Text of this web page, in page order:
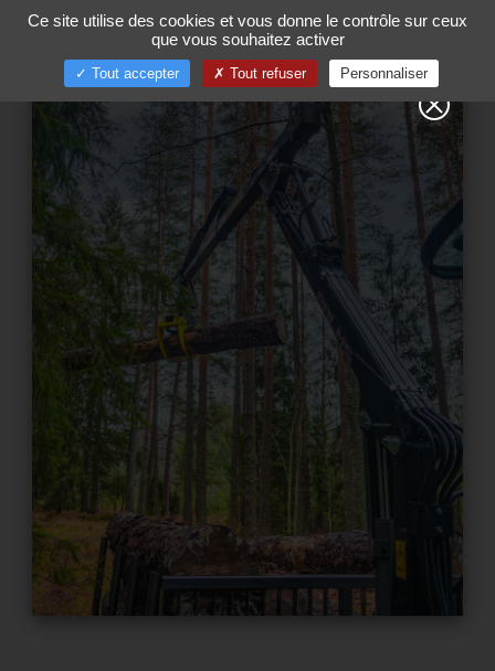
00
Gestion de vos préférences sur les cookies
Ce site utilise des cookies et vous donne le contrôle sur ceux
que vous souhaitez activer
Tout accepter Tout refuser Personnaliser